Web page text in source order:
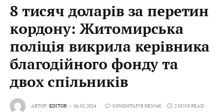
8 тисяч доларів за перетин
кордону: Житомирська
поліція викрила керівника
благодійного фонду та
двох спільників
АВТОР:EDITOR 06.05.2024 КОМЕНТАРІВ НЕМАЄ 2 MINS READ